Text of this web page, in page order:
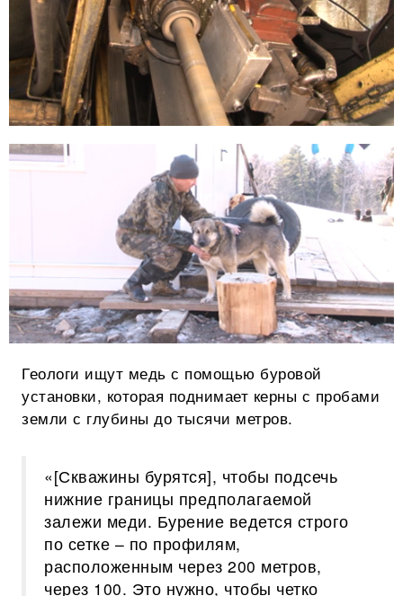
Геологи ищут медь с помощью буровой
установки, которая поднимает керны с пробами
земли с глубины до тысячи метров.
«[Скважины бурятся], чтобы подсечь
нижние границы предполагаемой
залежи меди. Бурение ведется строго
по сетке – по профилям,
расположенным через 200 метров,
через 100. Это нужно, чтобы четко